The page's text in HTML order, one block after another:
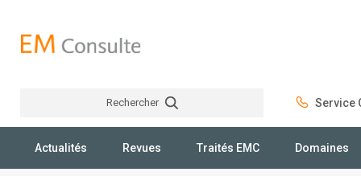
Rechercher Service
Actualités Revues Traités EMC Domaines